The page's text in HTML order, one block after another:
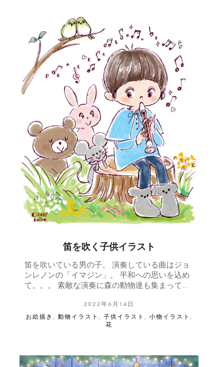
笛を吹く子供イラスト
笛を吹いている男の子。 演奏している曲はジョ
ンレノンの「イマジン」。 平和への思いを込め
て。。。 素敵な演奏に森の動物達も集まって…
2022年6月14日
お絵描き , 動物イラスト , 子供イラスト , 小物イラスト ,
花